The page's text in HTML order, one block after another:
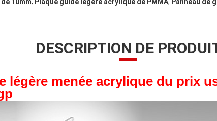
10mm Plaque guide légère acrylique de PMMA Panneau de
DESCRIPTION DE
légère menée acrylique du prix